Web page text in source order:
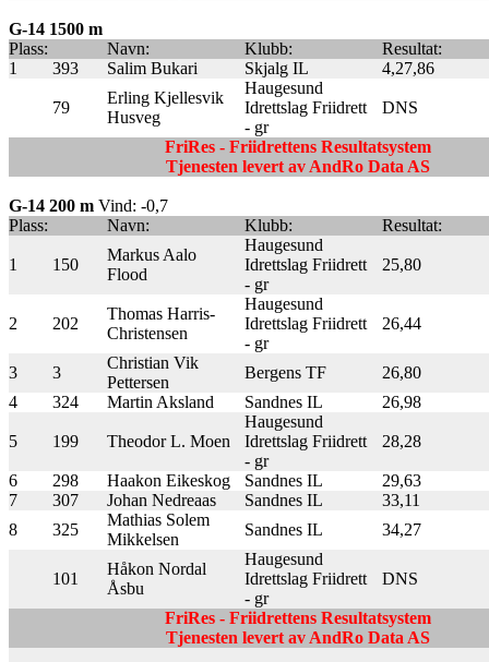
G-14 1500 m
Plass:
Navn: Klubb:
Resultat:
1
393 Salim Bukari Skjalg IL 4,27,86
79
Erling Kjellesvik
Husveg
Haugesund
Idrettslag Friidrett
- gr
DNS
FriRes - Friidrettens Resultatsystem
Tjenesten levert av AndRo Data AS
G-14 200 m Vind: -0,7
Plass:
Navn: Klubb: Resultat:
1 150
Markus Aalo
Flood
Haugesund
Idrettslag Friidrett
- gr
25,80
2 202
Thomas Harris-
Christensen
Haugesund
Idrettslag Friidrett
- gr
26,44
3 3
Christian Vik
Pettersen
Bergens TF
26,80
4
324 Martin Aksland Sandnes IL 26,98
5 199 Theodor L. Moen
Haugesund
Idrettslag Friidrett
- gr
28,28
6 298 Haakon Eikeskog Sandnes IL
29,63
7
307 Johan Nedreaas Sandnes IL
33,11
8
325
Mathias Solem
Mikkelsen
Sandnes IL 34,27
101
Håkon Nordal
Åsbu
Haugesund
Idrettslag Friidrett
- gr
DNS
FriRes - Friidrettens Resultatsystem
Tjenesten levert av AndRo Data AS